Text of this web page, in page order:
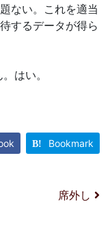
ない。これを適当
するデータが得ら
はい。
Bookmark
席外し